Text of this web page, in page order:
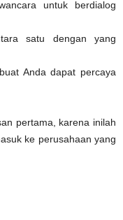
untuk berdialog
satu dengan yang
Anda dapat percaya
pertama, karena inilah
ke perusahaan yang